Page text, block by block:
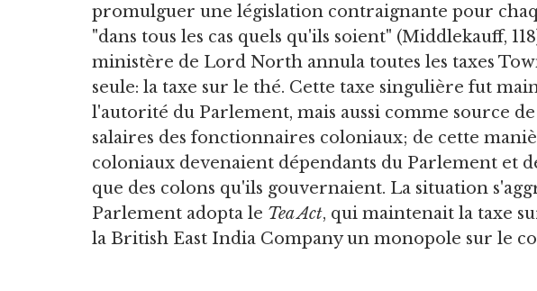
promulguer une législation contraignante pour
"dans tous les cas quels qu'ils soient" (Middlekauff,
ministère de Lord North annula toutes les taxes
seule: la taxe sur le thé. Cette taxe singulière fut
l'autorité du Parlement, mais aussi comme source
salaires des fonctionnaires coloniaux; de cette
coloniaux devenaient dépendants du Parlement et
que des colons qu'ils gouvernaient. La situation
Parlement adopta le Tea Act, qui maintenait la taxe
la British East India Company un monopole sur le